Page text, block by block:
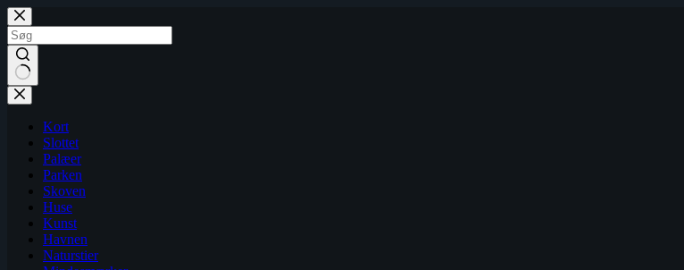
Fortsæt
til
indhold
Kort
Slottet
Palæer
Parken
Skoven
Huse
Kunst
Havnen
Naturstier